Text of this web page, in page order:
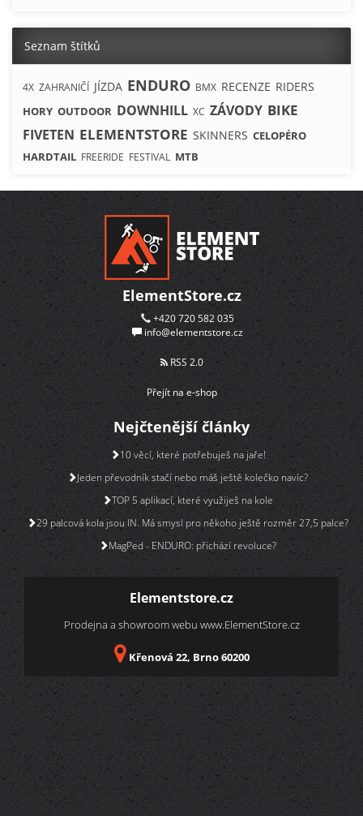
Seznam štítků
4X ZAHRANIČÍ JÍZDA ENDURO BMX RECENZE RIDERS
HORY OUTDOOR DOWNHILL XC ZÁVODY BIKE
FIVETEN ELEMENTSTORE SKINNERS CELOPÉRO
HARDTAIL FREERIDE FESTIVAL MTB
ElementStore.cz
+420 720 582 035
info@elementstore.cz
RSS 2.0
Přejít na e-shop
Nejčtenější články
10 věcí, které potřebuješ na jaře!
Jeden převodník stačí nebo máš ještě kolečko navíc?
TOP 5 aplikací, které využiješ na kole
29 palcová kola jsou IN. Má smysl pro někoho ještě rozměr 27,5 palce?
MagPed - ENDURO: přichází revoluce?
Elementstore.cz
Prodejna a showroom webu www.ElementStore.cz
Křenová 22, Brno 60200